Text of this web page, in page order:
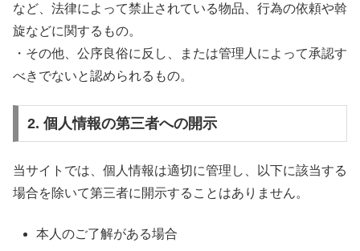
など、法律によって禁止されている物品、行為の依頼や斡
旋などに関するもの。
・その他、公序良俗に反し、または管理人によって承認す
べきでないと認められるもの。
2. 個人情報の第三者への開示
当サイトでは、個人情報は適切に管理し、以下に該当する
場合を除いて第三者に開示することはありません。
本人のご了解がある場合